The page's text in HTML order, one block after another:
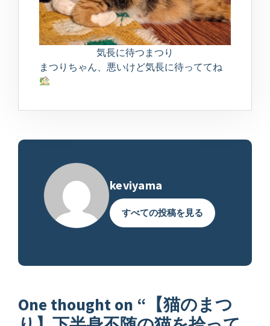
気長に待つまつり
まつりちゃん、悪いけど気長に待っててね
keviyama
すべての投稿を見る
One thought on “ 【猫のまつ